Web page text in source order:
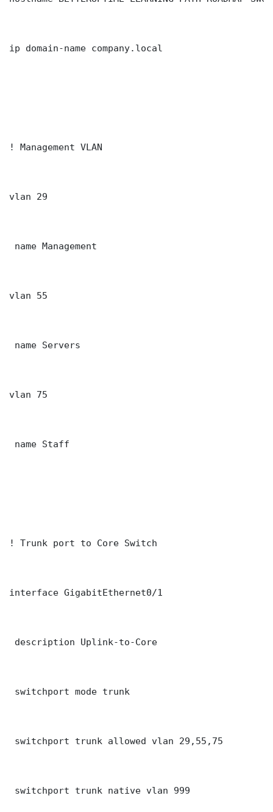
ip domain-name company.local
! Management VLAN
vlan 29
name Management
vlan 55
name Servers
vlan 75
name Staff
! Trunk port to Core Switch
interface GigabitEthernet0/1
description Uplink-to-Core
switchport mode trunk
switchport trunk allowed vlan 29,55,75
switchport trunk native vlan 999